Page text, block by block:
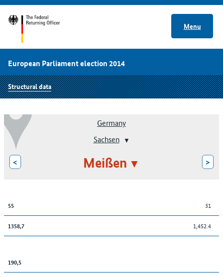
Menu
European Parliament election 2014
Structural data
Germany
Sachsen
< Meißen >
55 31
1358,7 1,452.4
190,5